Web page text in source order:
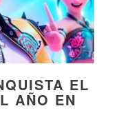
EL
AÑO EN